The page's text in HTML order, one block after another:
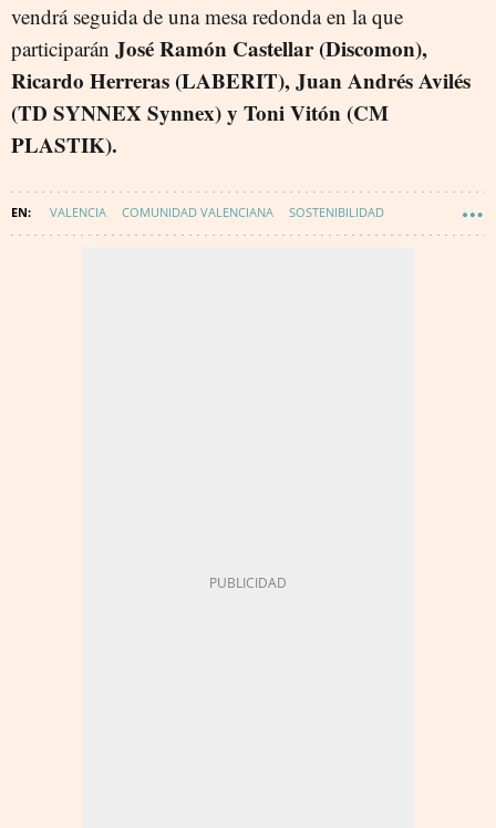
vendrá seguida de una mesa redonda en la que
participarán José Ramón Castellar (Discomon),
Ricardo Herreras (LABERIT), Juan Andrés Avilés
(TD SYNNEX Synnex) y Toni Vitón (CM
PLASTIK).
VALENCIA COMUNIDAD VALENCIANA SOSTENIBILIDAD